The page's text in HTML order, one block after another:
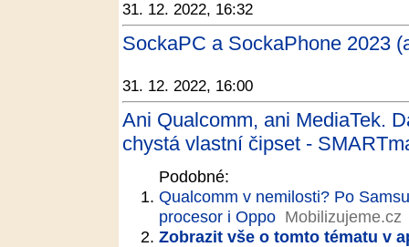
31. 12. 2022, 16:32
SockaPC a SockaPhone 2023
31. 12. 2022, 16:00
Ani Qualcomm, ani MediaTek.
chystá vlastní čipset -
Podobné:
Qualcomm v nemilosti? Po
procesor i Oppo Mobilizujeme.cz
Zobrazit vše o tomto tématu v